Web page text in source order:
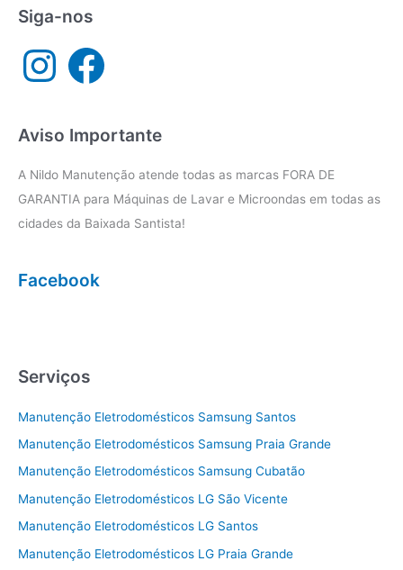
Siga-nos
n
a
m
a
c
Aviso Importante
A Nildo Manutenção atende todas as marcas FORA DE
GARANTIA para Máquinas de Lavar e Microondas em todas as
cidades da Baixada Santista!
Facebook
Serviços
Manutenção Eletrodomésticos Samsung Santos
Manutenção Eletrodomésticos Samsung Praia Grande
Manutenção Eletrodomésticos Samsung Cubatão
Manutenção Eletrodomésticos LG São Vicente
Manutenção Eletrodomésticos LG Santos
Manutenção Eletrodomésticos LG Praia Grande